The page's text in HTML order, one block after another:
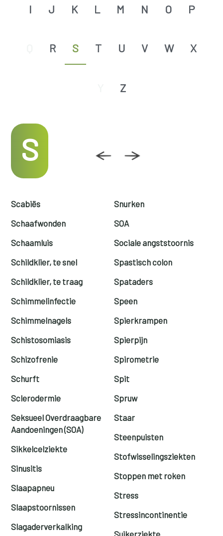
I J K L M N O P
R S T U V W X
Z
S
Scabiës
Schaafwonden
Schaamluis
Schildklier, te snel
Schildklier, te traag
Schimmelinfectie
Schimmelnagels
Schistosomiasis
Schizofrenie
Schurft
Sclerodermie
Seksueel Overdraagbare
Aandoeningen (SOA)
Sikkelcelziekte
Sinusitis
Slaapapneu
Slaapstoornissen
Slagaderverkalking
Snurken
SOA
Sociale angststoornis
Spastisch colon
Spataders
Speen
Spierkrampen
Spierpijn
Spirometrie
Spit
Spruw
Staar
Steenpuisten
Stofwisselingsziekten
Stoppen met roken
Stress
Stressincontinentie
Suikerziekte